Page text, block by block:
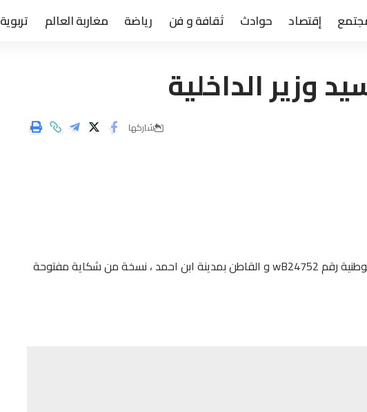
إقتصاد حوادث ثقافة و فن رياضة مغاربة العالم تربوية
وزير الداخلية
شاركها
أرسل المواطن عبد العزيز خلال الحامل للبطاقة الوطنية رقم wB24752 و القاطن بمدينة ابن احمد ، نسخة من شكاية مفتوحة